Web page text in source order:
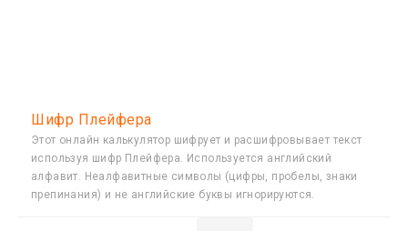
Шифр Плейфера
Этот онлайн калькулятор шифрует и расшифровывает текст
используя шифр Плейфера. Используется английский
алфавит. Неалфавитные символы (цифры, пробелы, знаки
препинания) и не английские буквы игнорируются.